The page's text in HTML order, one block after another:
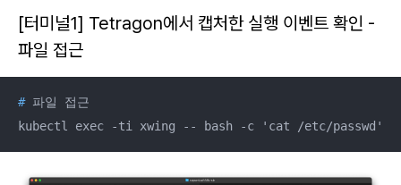
[터미널1] Tetragon에서 캡처한 실행 이벤트 확인 -
파일 접근
# 파일 접근
kubectl exec -ti xwing -- bash -c 'cat /etc/passwd'